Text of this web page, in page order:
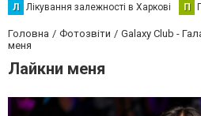
Л Лікування залежності в Харкові П
Головна Фотозвіти Galaxy Club -
меня
Лайкни меня